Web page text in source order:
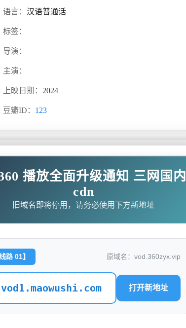
语言： 汉语普通话
标签：
导演：
主演：
上映日期： 2024
豆瓣ID： 123
index.m3u8
index.m3u8
index.m3u8
播放全面升级通知 三网国内
cdn
旧域名即将停用，请务必使用下方新地址
线路 01】 原域名：vod.360zyx.vip
vod1.maowushi.com 打开新地址